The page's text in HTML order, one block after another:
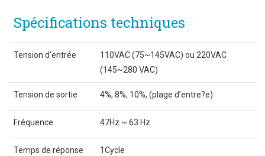
Spécifications techniques
Tension d'entrée
110VAC (75~145VAC) ou 220VAC
(145~280 VAC)
Tension de sortie 4%, 8%, 10%, (plage d’entre?e)
Fréquence 47Hz ~ 63 Hz
Temps de réponse 1Cycle